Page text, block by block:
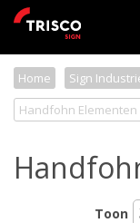
Home Sign
Handfohn Elementen
Toon